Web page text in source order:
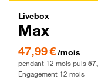
Livebox
Livebox
Max
47,99 € par mois
47,99 €/mois
pendant 12 mois puis
Engagement 12 mois